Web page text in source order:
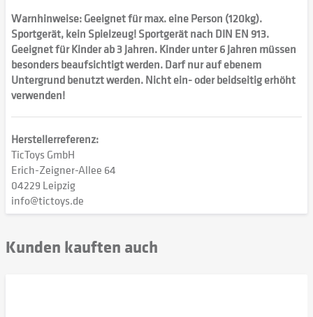
Warnhinweise: Geeignet für max. eine Person (120kg).
Sportgerät, kein Spielzeug! Sportgerät nach DIN EN 913.
Geeignet für Kinder ab 3 Jahren. Kinder unter 6 Jahren müssen
besonders beaufsichtigt werden. Darf nur auf ebenem
Untergrund benutzt werden. Nicht ein- oder beidseitig erhöht
verwenden!
Herstellerreferenz:
TicToys GmbH
Erich-Zeigner-Allee 64
04229 Leipzig
info@tictoys.de
Kunden kauften auch